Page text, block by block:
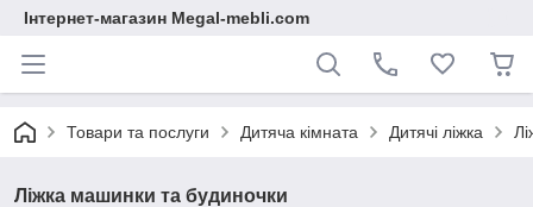
Інтернет-магазин Megal-mebli.com
Товари та послуги Дитяча кімната Дитячі ліжка
Ліжка машинки та будиночки